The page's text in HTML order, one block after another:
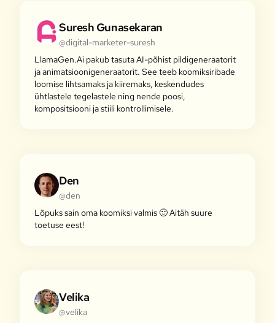
Suresh Gunasekaran
@digital-marketer-suresh
LlamaGen.Ai pakub tasuta AI-põhist pildigeneraatorit
ja animatsioonigeneraatorit. See teeb koomiksiribade
loomise lihtsamaks ja kiiremaks, keskendudes
ühtlastele tegelastele ning nende poosi,
kompositsiooni ja stiili kontrollimisele.
Den
@den
Lõpuks sain oma koomiksi valmis 🙂 Aitäh suure
toetuse eest!
Velika
@velika